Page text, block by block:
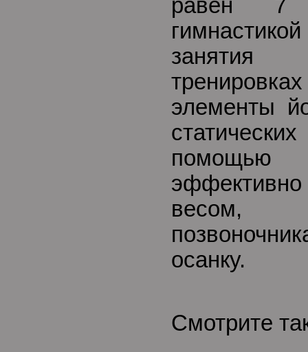
равен 7
занятия
элементы
помощью
весом,
осанку.
Смотрите